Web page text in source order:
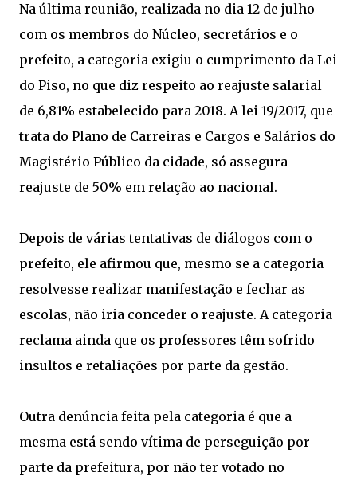
Na última reunião, realizada no dia 12 de julho
com os membros do Núcleo, secretários e o
prefeito, a categoria exigiu o cumprimento da Lei
do Piso, no que diz respeito ao reajuste salarial
de 6,81% estabelecido para 2018. A lei 19/2017, que
trata do Plano de Carreiras e Cargos e Salários do
Magistério Público da cidade, só assegura
reajuste de 50% em relação ao nacional.
Depois de várias tentativas de diálogos com o
prefeito, ele afirmou que, mesmo se a categoria
resolvesse realizar manifestação e fechar as
escolas, não iria conceder o reajuste. A categoria
reclama ainda que os professores têm sofrido
insultos e retaliações por parte da gestão.
Outra denúncia feita pela categoria é que a
mesma está sendo vítima de perseguição por
parte da prefeitura, por não ter votado no